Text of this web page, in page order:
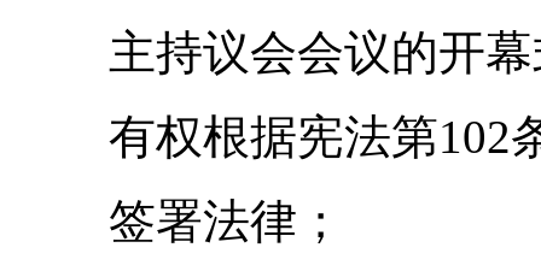
主持议会会议的开
有权根据宪法第102
签署法律；